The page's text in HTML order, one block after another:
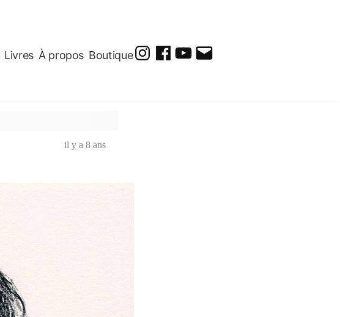
Livres À propos Boutique
il y a 8 ans